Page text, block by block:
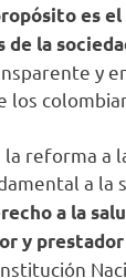
es
la
y
los
la reforma a
a la
a la
y prestador